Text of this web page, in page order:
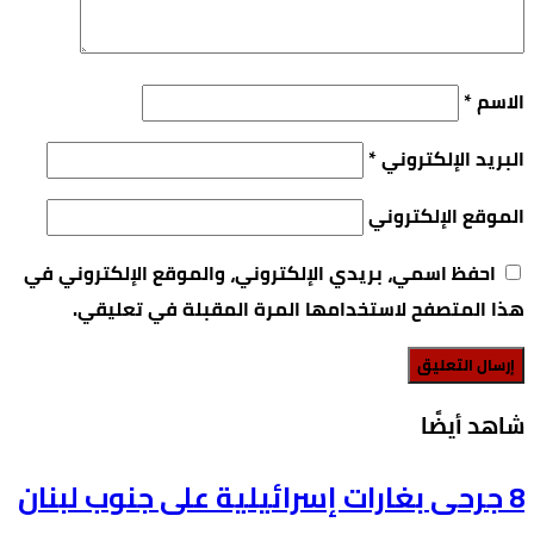
الاسم*
البريد الإلكتروني*
الموقع الإلكتروني
احفظ اسمي، بريدي الإلكتروني، والموقع الإلكتروني في
هذا المتصفح لاستخدامها المرة المقبلة في تعليقي.
‫شاهد أيضًا‬
8 جرحى بغارات إسرائيلية على جنوب لبنان